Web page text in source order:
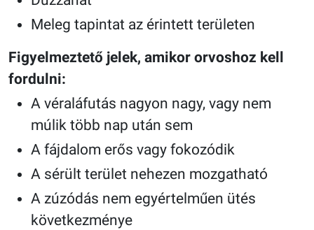
Meleg tapintat az érintett területen
Figyelmeztető jelek, amikor orvoshoz kell
fordulni:
A véraláfutás nagyon nagy, vagy nem
múlik több nap után sem
A fájdalom erős vagy fokozódik
A sérült terület nehezen mozgatható
A zúzódás nem egyértelműen ütés
következménye